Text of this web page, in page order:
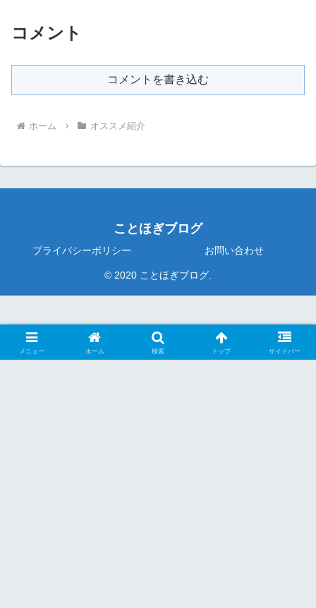
コメント
コメントを書き込む
ホーム オススメ紹介
ことほぎブログ
プライバシーポリシー お問い合わせ
© 2020 ことほぎブログ.
メニュー ホーム 検索 トップ サイドバー